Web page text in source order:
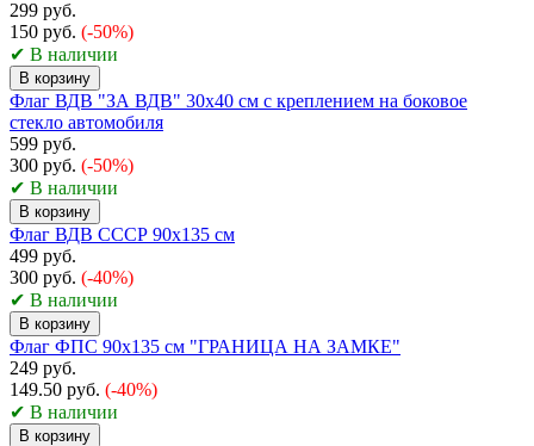
299 руб.
150 руб. (-50%)
✔ В наличии
В корзину
Флаг ВДВ "ЗА ВДВ" 30x40 см с креплением на боковое
стекло автомобиля
599 руб.
300 руб. (-50%)
✔ В наличии
В корзину
Флаг ВДВ СССР 90х135 см
499 руб.
300 руб. (-40%)
✔ В наличии
В корзину
Флаг ФПС 90х135 см "ГРАНИЦА НА ЗАМКЕ"
249 руб.
149.50 руб. (-40%)
✔ В наличии
В корзину